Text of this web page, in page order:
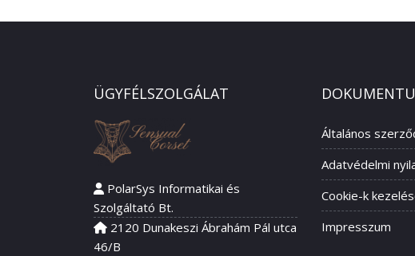
ÜGYFÉLSZOLGÁLAT
PolarSys Informatikai és
Szolgáltató Bt.
2120 Dunakeszi Ábrahám Pál utca
46/B
Általános
Adatvédelmi
Cookie-k
Impresszum